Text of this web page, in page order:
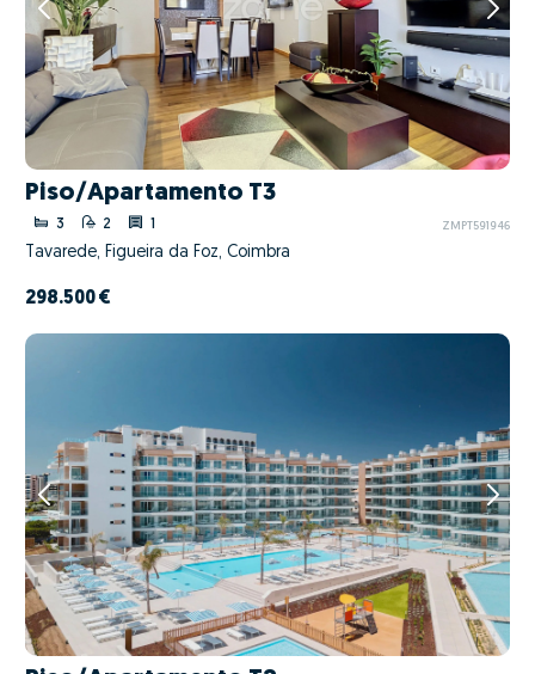
Piso/Apartamento T3
3 2 1 ZMPT591946
Tavarede, Figueira da Foz, Coimbra
298.500 €